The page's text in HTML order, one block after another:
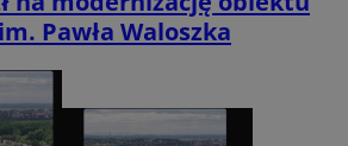
Pawła Waloszka